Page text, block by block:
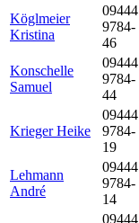
Köglmeier
Kristina
09444
9784-
46
Konschelle
Samuel
09444
9784-
44
Krieger Heike
09444
9784-
19
Lehmann
André
09444
9784-
14
09444